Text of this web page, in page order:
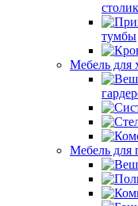
тумбы
Мебель для
Мебель для